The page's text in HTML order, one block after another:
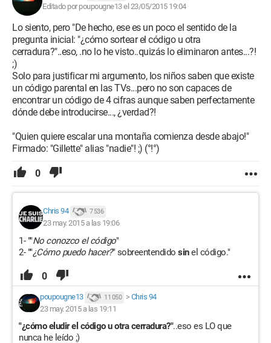
Editado por poupougne13 el 23/05/2015 19:04
Lo siento, pero "De hecho, ese es un poco el sentido de la
pregunta inicial: "¿cómo sortear el código u otra
cerradura?"..eso, .no lo he visto..quizás lo eliminaron antes...?!
;)
Solo para justificar mi argumento, los niños saben que existe
un código parental en las TVs...pero no son capaces de
encontrar un código de 4 cifras aunque saben perfectamente
dónde debe introducirse..., ¿verdad?!
"Quien quiere escalar una montaña comienza desde abajo!"
Firmado: "Gillette" alias "nadie"! ;) (°!°)
0
Chris 94 7 536
23 may. 2015 a las 19:06
1- ""No conozco el código"
2- ""¿Cómo puedo hacer?" sobreentendido sinel código."
0
poupougne13 11 050 > Chris 94
23 may. 2015 a las 19:11
"¿cómo eludir el código u otra cerradura?"..eso es LO que
nunca he leído ;)